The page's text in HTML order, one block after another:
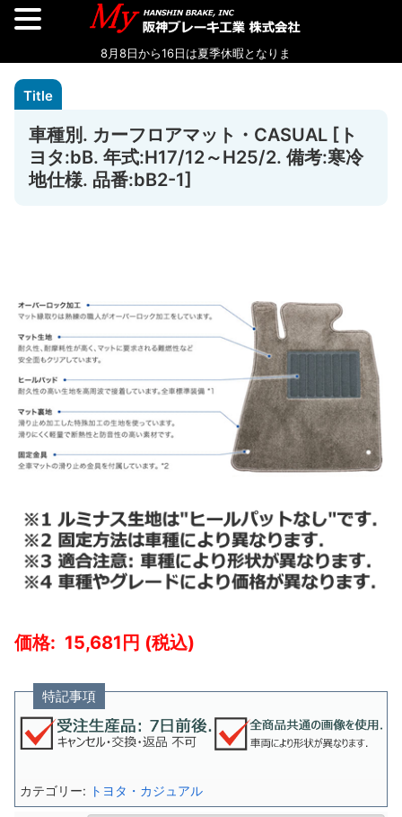
車種別. カーフロアマット・CASUAL [ト
ヨタ:bB. 年式:H17/12～H25/2. 備考:寒冷
地仕様. 品番:bB2-1]
15,681
特記事項
カテゴリー: トヨタ・カジュアル